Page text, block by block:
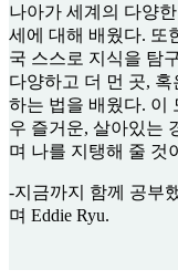
나아가 세계의 다양
세에 대해 배웠다. 또
국 스스로 지식을 탐
다양하고 더 먼 곳,
하는 법을 배웠다. 이
우 즐거운, 살아있는
며 나를 지탱해 줄 것
-지금까지 함께 공부
며 Eddie Ryu.